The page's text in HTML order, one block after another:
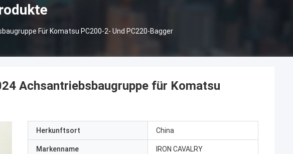
Für Komatsu PC200-2- Und PC220-Bagger
Achsantriebsbaugruppe für Komatsu
Herkunftsort China
Markenname IRON CAVALRY